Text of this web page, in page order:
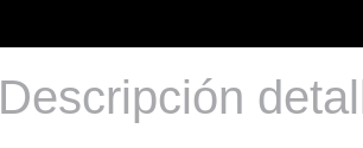
Descripción